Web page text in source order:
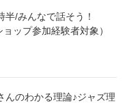
/みんなで話そう！
ップ参加経験者対象）
んのわかる理論♪ジャズ理